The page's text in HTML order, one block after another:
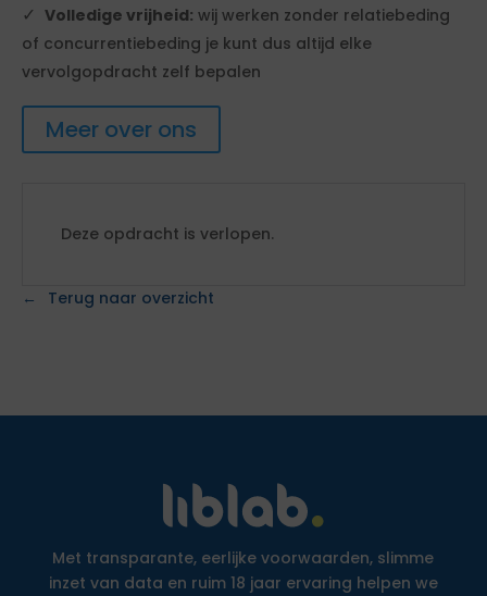
Volledige vrijheid: wij werken zonder relatiebeding
of concurrentiebeding je kunt dus altijd elke
vervolgopdracht zelf bepalen
Meer over ons
Deze opdracht is verlopen.
Terug naar overzicht
Met transparante, eerlijke voorwaarden, slimme
inzet van data en ruim 18 jaar ervaring helpen we